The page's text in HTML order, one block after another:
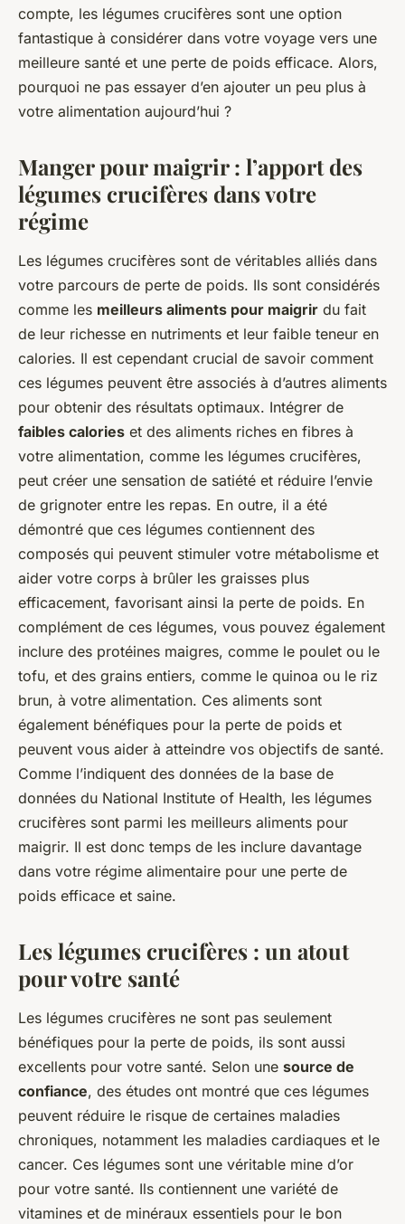
compte, les légumes crucifères sont une option
fantastique à considérer dans votre voyage vers une
meilleure santé et une perte de poids efficace. Alors,
pourquoi ne pas essayer d’en ajouter un peu plus à
votre alimentation aujourd’hui ?
Manger pour maigrir : l’apport des
légumes crucifères dans votre
régime
Les légumes crucifères sont de véritables alliés dans
votre parcours de perte de poids. Ils sont considérés
comme les meilleurs aliments pour maigrir du fait
de leur richesse en nutriments et leur faible teneur en
calories. Il est cependant crucial de savoir comment
ces légumes peuvent être associés à d’autres aliments
pour obtenir des résultats optimaux. Intégrer de
faibles calories et des aliments riches en fibres à
votre alimentation, comme les légumes crucifères,
peut créer une sensation de satiété et réduire l’envie
de grignoter entre les repas. En outre, il a été
démontré que ces légumes contiennent des
composés qui peuvent stimuler votre métabolisme et
aider votre corps à brûler les graisses plus
efficacement, favorisant ainsi la perte de poids. En
complément de ces légumes, vous pouvez également
inclure des protéines maigres, comme le poulet ou le
tofu, et des grains entiers, comme le quinoa ou le riz
brun, à votre alimentation. Ces aliments sont
également bénéfiques pour la perte de poids et
peuvent vous aider à atteindre vos objectifs de santé.
Comme l’indiquent des données de la base de
données du National Institute of Health, les légumes
crucifères sont parmi les meilleurs aliments pour
maigrir. Il est donc temps de les inclure davantage
dans votre régime alimentaire pour une perte de
poids efficace et saine.
Les légumes crucifères : un atout
pour votre santé
Les légumes crucifères ne sont pas seulement
bénéfiques pour la perte de poids, ils sont aussi
excellents pour votre santé. Selon une source de
confiance, des études ont montré que ces légumes
peuvent réduire le risque de certaines maladies
chroniques, notamment les maladies cardiaques et le
cancer. Ces légumes sont une véritable mine d’or
pour votre santé. Ils contiennent une variété de
vitamines et de minéraux essentiels pour le bon